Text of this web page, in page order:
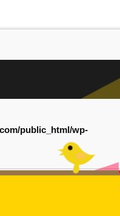
public_html/wp-